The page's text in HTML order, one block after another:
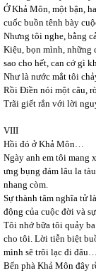
Ở Khả Môn, một bận,
cuốc buồn tênh bày
Nhưng tôi nghe, bằng
Kiệu, bọn mình, những
sao cho hết, can cớ gì
Như là nước mắt tôi
Rồi Điền nói một câu,
Trãi giết rắn với lời
VIII
Hồi đó ở Khả Môn…
Ngày anh em tôi mang
ưng bụng đám lâu la
nhang còm.
Sự thành tâm nghĩa tử
động của cuộc đời và
Tôi nhớ bữa tôi quảy
cho tôi. Lời tiễn biệt
mình sẽ trôi lạc đi đâu…
Bến phà Khả Môn đây